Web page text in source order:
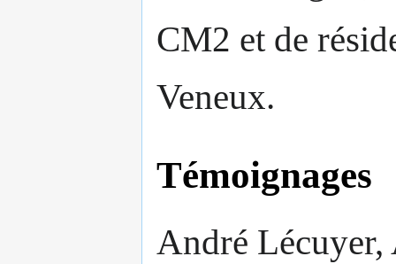
CM2 et de
Veneux.
Témoignages
André Lécuyer,